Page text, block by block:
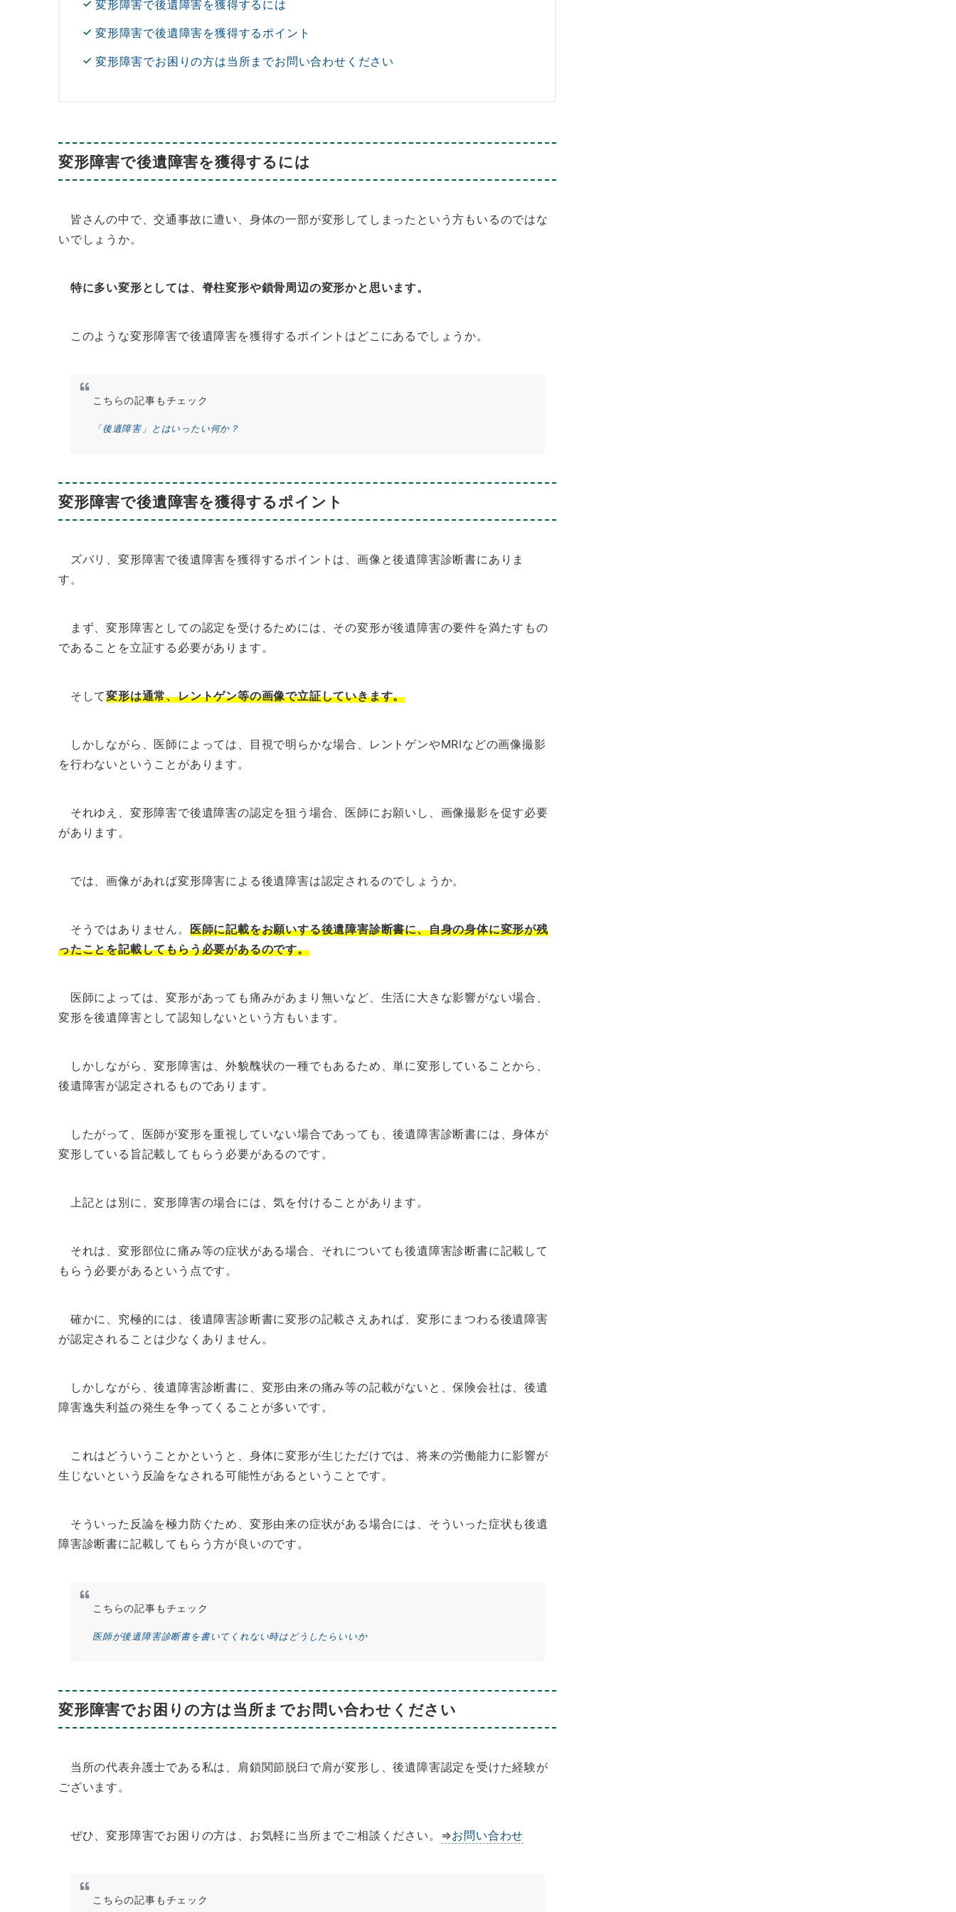
変形障害で後遺障害を獲得するには
変形障害で後遺障害を獲得するポイント
変形障害でお困りの方は当所までお問い合わせください
変形障害で後遺障害を獲得するには
皆さんの中で、交通事故に遭い、身体の一部が変形してしまったという方もいるのではな
いでしょうか。
特に多い変形としては、脊柱変形や鎖骨周辺の変形かと思います。
このような変形障害で後遺障害を獲得するポイントはどこにあるでしょうか。
こちらの記事もチェック
「後遺障害」とはいったい何か？
変形障害で後遺障害を獲得するポイント
ズバリ、変形障害で後遺障害を獲得するポイントは、画像と後遺障害診断書にありま
す。
まず、変形障害としての認定を受けるためには、その変形が後遺障害の要件を満たすもの
であることを立証する必要があります。
そして変形は通常、レントゲン等の画像で立証していきます。
しかしながら、医師によっては、目視で明らかな場合、レントゲンやMRIなどの画像撮影
を行わないということがあります。
それゆえ、変形障害で後遺障害の認定を狙う場合、医師にお願いし、画像撮影を促す必要
があります。
では、画像があれば変形障害による後遺障害は認定されるのでしょうか。
そうではありません。 医師に記載をお願いする後遺障害診断書に、自身の身体に変形が残
ったことを記載してもらう必要があるのです。
医師によっては、変形があっても痛みがあまり無いなど、生活に大きな影響がない場合、
変形を後遺障害として認知しないという方もいます。
しかしながら、変形障害は、外貌醜状の一種でもあるため、単に変形していることから、
後遺障害が認定されるものであります。
したがって、医師が変形を重視していない場合であっても、後遺障害診断書には、身体が
変形している旨記載してもらう必要があるのです。
上記とは別に、変形障害の場合には、気を付けることがあります。
それは、変形部位に痛み等の症状がある場合、それについても後遺障害診断書に記載して
もらう必要があるという点です。
確かに、究極的には、後遺障害診断書に変形の記載さえあれば、変形にまつわる後遺障害
が認定されることは少なくありません。
しかしながら、後遺障害診断書に、変形由来の痛み等の記載がないと、保険会社は、後遺
障害逸失利益の発生を争ってくることが多いです。
これはどういうことかというと、身体に変形が生じただけでは、将来の労働能力に影響が
生じないという反論をなされる可能性があるということです。
そういった反論を極力防ぐため、変形由来の症状がある場合には、そういった症状も後遺
障害診断書に記載してもらう方が良いのです。
こちらの記事もチェック
医師が後遺障害診断書を書いてくれない時はどうしたらいいか
変形障害でお困りの方は当所までお問い合わせください
当所の代表弁護士である私は、肩鎖関節脱臼で肩が変形し、後遺障害認定を受けた経験が
ございます。
ぜひ、変形障害でお困りの方は、お気軽に当所までご相談ください。 ⇒お問い合わせ
こちらの記事もチェック